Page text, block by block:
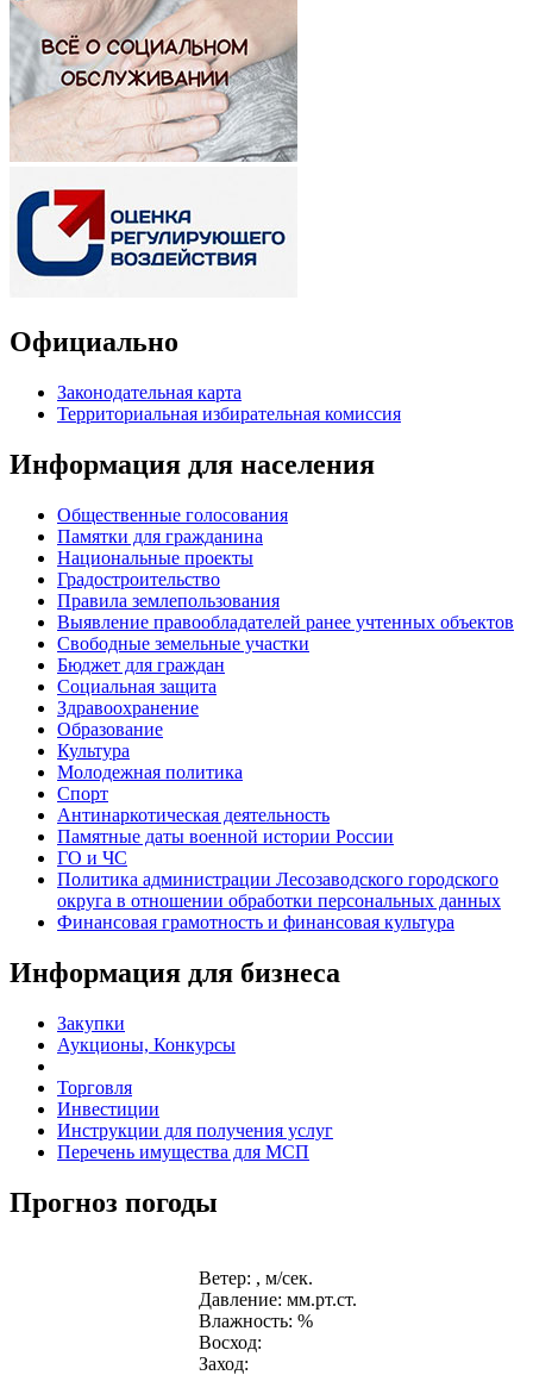
Официально
Законодательная карта
Территориальная избирательная комиссия
Информация для населения
Общественные голосования
Памятки для гражданина
Национальные проекты
Градостроительство
Правила землепользования
Выявление правообладателей ранее учтенных объектов
Свободные земельные участки
Бюджет для граждан
Социальная защита
Здравоохранение
Образование
Культура
Молодежная политика
Спорт
Антинаркотическая деятельность
Памятные даты военной истории России
ГО и ЧС
Политика администрации Лесозаводского городского
округа в отношении обработки персональных данных
Финансовая грамотность и финансовая культура
Информация для бизнеса
Закупки
Аукционы, Конкурсы
Торговля
Инвестиции
Инструкции для получения услуг
Перечень имущества для МСП
Прогноз погоды
Ветер: , м/сек.
Давление: мм.рт.ст.
Влажность: %
Восход:
Заход: